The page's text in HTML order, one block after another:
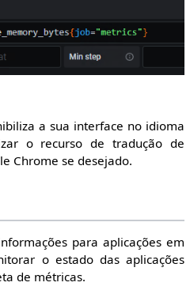
a sua interface no idioma
o recurso de tradução de
Chrome se desejado.
para aplicações em
o estado das aplicações
de métricas.